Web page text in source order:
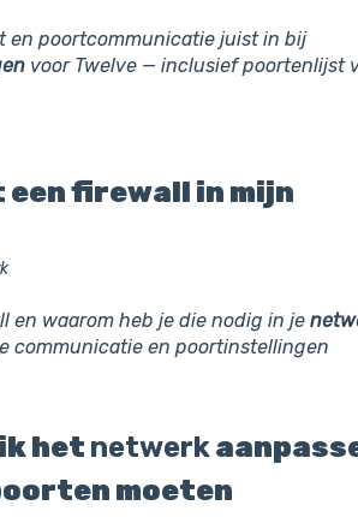
en poortcommunicatie juist in bij
voor Twelve — inclusief poortenlijst
een firewall in mijn
en waarom heb je die nodig in je
communicatie en poortinstellingen
het netwerk
moeten